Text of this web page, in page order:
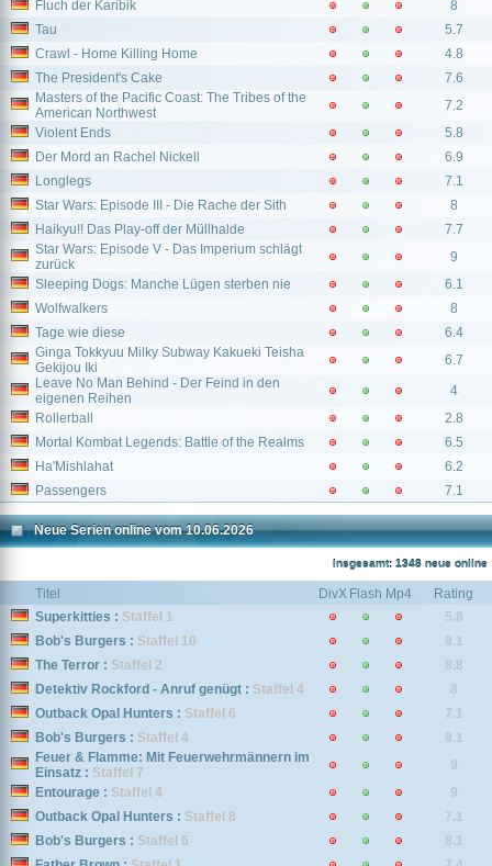
Fluch der Karibik
8
Tau
5.7
Crawl - Home Killing Home
4.8
The President's Cake
7.6
Masters of the Pacific Coast: The Tribes of the
American Northwest
7.2
Violent Ends
5.8
Der Mord an Rachel Nickell
6.9
Longlegs
7.1
Star Wars: Episode III - Die Rache der Sith
8
Haikyu!! Das Play-off der Müllhalde
7.7
Star Wars: Episode V - Das Imperium schlägt
zurück
9
Sleeping Dogs: Manche Lügen sterben nie
6.1
Wolfwalkers
8
Tage wie diese
6.4
Ginga Tokkyuu Milky Subway Kakueki Teisha
Gekijou Iki
6.7
Leave No Man Behind - Der Feind in den
eigenen Reihen
4
Rollerball
2.8
Mortal Kombat Legends: Battle of the Realms
6.5
Ha'Mishlahat
6.2
Passengers
7.1
Neue Serien online vom 10.06.2026
Insgesamt: 1348 neue online
Titel DivX Flash Mp4
Rating
Superkitties : Staffel 1
5.8
Bob's Burgers : Staffel 10
8.1
The Terror : Staffel 2
8.8
Detektiv Rockford - Anruf genügt : Staffel 4
8
Outback Opal Hunters : Staffel 6
7.1
Bob's Burgers : Staffel 4
8.1
Feuer & Flamme: Mit Feuerwehrmännern im
Einsatz : Staffel 7
9
Entourage : Staffel 4
9
Outback Opal Hunters : Staffel 8
7.1
Bob's Burgers : Staffel 6
8.1